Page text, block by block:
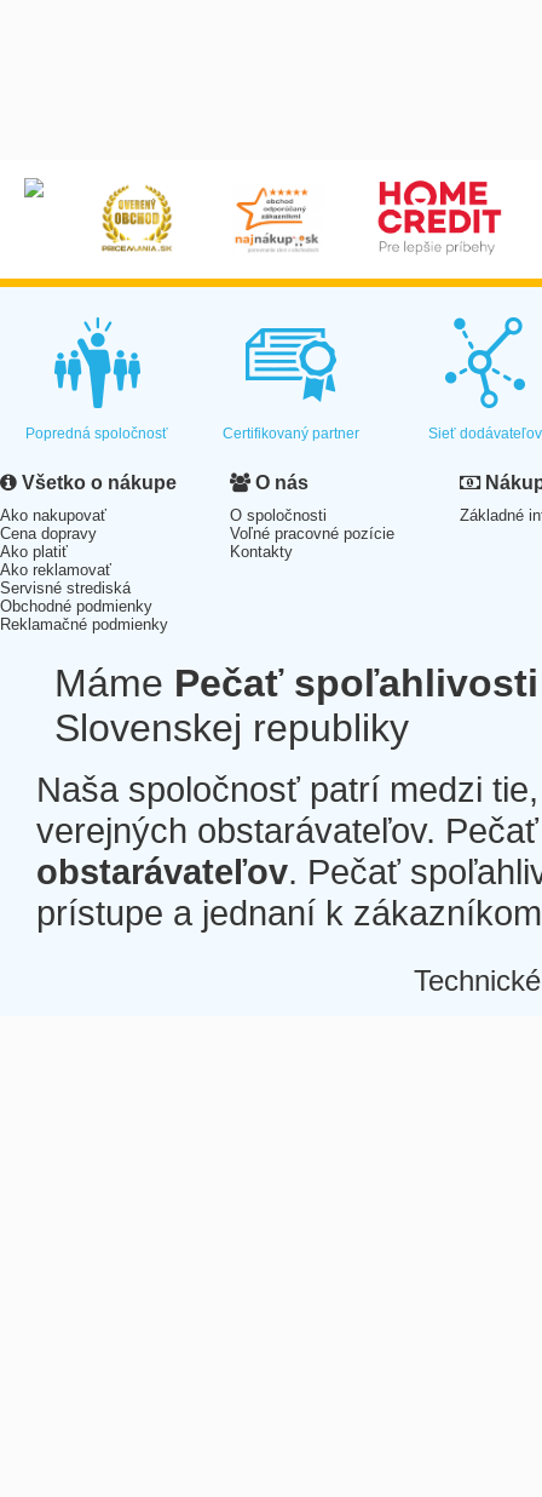
Popredná spoločnosť Certifikovaný partner Sieť dodávateľov
Všetko o nákupe
Ako nakupovať
Cena dopravy
Ako platiť
Ako reklamovať
Servisné strediská
Obchodné podmienky
Reklamačné podmienky
O nás
O spoločnosti
Voľné pracovné pozície
Kontakty
Základné
Máme Pečať spoľahlivosti
Slovenskej republiky
Naša spoločnosť patrí medzi
verejných obstarávateľov.
obstarávateľov. Pečať
prístupe a jednaní k